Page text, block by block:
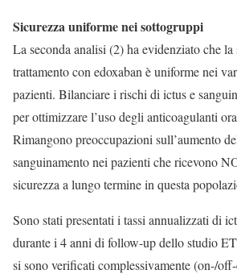
Sicurezza uniforme nei sottogruppi
La seconda analisi (2) ha evidenziato che la
trattamento con edoxaban è uniforme nei
pazienti. Bilanciare i rischi di ictus e
per ottimizzare l’uso degli anticoagulanti
Rimangono preoccupazioni sull’aumento
sanguinamento nei pazienti che ricevono
sicurezza a lungo termine in questa
Sono stati presentati i tassi annualizzati di
durante i 4 anni di follow-up dello studio
si sono verificati complessivamente (on-/